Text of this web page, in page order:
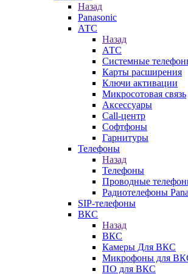
Назад
Panasonic
АТС
Назад
АТС
Системные
Карты расширения
Ключи активации
Микросотовая связь
Аксессуары
Call-центр
Софтфоны
Гарнитуры
Телефоны
Назад
Телефоны
Проводные
Радиотелефоны
SIP-телефоны
ВКС
Назад
ВКС
Камеры Для ВКС
Микрофоны для
ПО для ВКС